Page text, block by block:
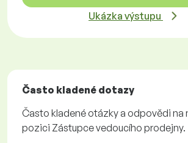
Ukázka výstupu
Často kladené dotazy
Často kladené otázky a odpovědi na
pozici Zástupce vedoucího prodejny.